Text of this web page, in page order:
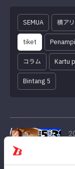
SEMUA 横アリ
tiket
コラム Kartu
Bintang 5